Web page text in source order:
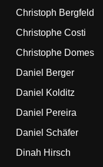
Christoph Bergfeld
Christophe Costi
Christophe Domes
Daniel Berger
Daniel Kolditz
Daniel Pereira
Daniel Schäfer
Dinah Hirsch